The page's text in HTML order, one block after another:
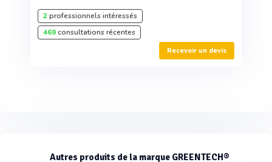
2professionnels intéressés
469consultations récentes
Recevoir un devis
Autres produits de la marque GREENTECH®